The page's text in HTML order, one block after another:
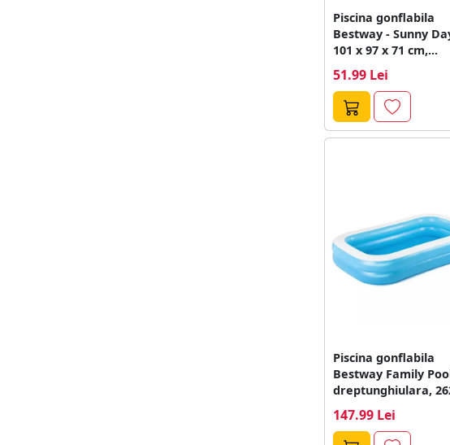
Piscina gonflabila
Bestway - Sunny
101 x 97 x 71 cm,...
51.99 Lei
Piscina gonflabila
Bestway Family
dreptunghiulara,
147.99 Lei